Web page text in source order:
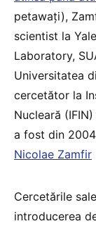
petawați),
scientist la
Laboratory,
Universitatea
cercetător la
Nucleară
a fost din
Nicolae Zamfir
Cercetările
introducerea